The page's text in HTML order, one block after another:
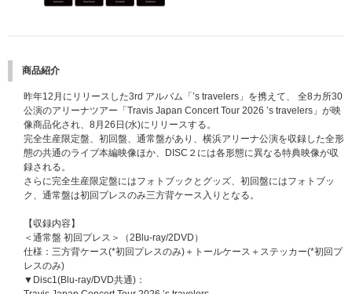
商品紹介
昨年12月にリリースした3rd アルバム「’s travelers」を携えて、 全8カ所30
公演のアリーナツアー「Travis Japan Concert Tour 2026 ’s travelers」が映
像商品化され、8月26日(水)にリリースする。
完全生産限定盤、初回盤、通常盤があり、横浜アリーナ公演を収録した全形
態の共通のライブ本編映像ほか、DISC２には各形態に異なる特典映像が収
録される。
さらに完全生産限定盤にはフォトブックとグッズ、初回盤にはフォトブッ
ク、通常盤は初回プレスのみ三方背ケース入りとなる。
【収録内容】
＜通常盤 初回プレス＞（2Blu-ray/2DVD）
仕様：三方背ケース(*初回プレスのみ)＋トールケース＋ステッカー(*初回プ
レスのみ)
▼Disc1(Blu-ray/DVD共通)：